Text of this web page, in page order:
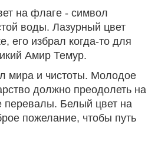
на флаге - символ
воды. Лазурный цвет
его избрал когда-то для
Амир Темур.
мира и чистоты. Молодое
должно преодолеть на
перевалы. Белый цвет на
пожелание, чтобы путь